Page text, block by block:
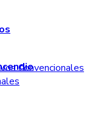
Convencionales